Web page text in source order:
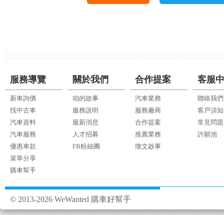
服務導覽
新車詢價
找中古車
汽車資料
汽車服務
優惠車款
菜單分享
購車幫手
關於我們
咱的故事
服務說明
最新消息
人才招募
FB粉絲團
合作提案
汽車業務
服務廠商
合作提案
推薦業務
徵文啟事
客服
聯絡我們
客戶須知
常見問題
許願池
© 2013-2026 WeWanted 購車好幫手